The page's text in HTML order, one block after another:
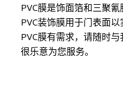
PVC膜是饰面箔和三聚
PVC装饰膜用于门表面
PVC膜有需求，请随时
很乐意为您服务。